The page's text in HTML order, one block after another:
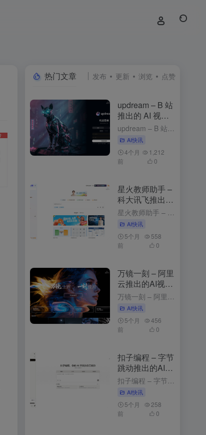
热门文章 发布 更新 浏览 点赞
updream – B 站
推出的 AI 视频
创作助手
updream – B 站推出的 AI 视频创作助手 1周前发布 updream是什么 updream是B站官方推出的专业级AI视频创作助手，专为资深UP主打造。核心功能包括AI智能Agent、个性化...
AI快讯
4个月
前
1,212
0
星火教师助手 –
科大讯飞推出的
AI备课工具
星火教师助手 – 科大讯飞推出的AI备课工具 2个月前发布 星火教师助手是什么 星火教师助手是科大讯飞基于星火认知大模型推出的AI备课工具，能简化教师的备课流程，提升教学效率，为教师提供个性化的教学资...
AI快讯
5个月
前
558
0
万镜一刻 – 阿里
云推出的AI视频
创作工具
万镜一刻 – 阿里云推出的AI视频创作工具 4周前发布 万镜一刻是什么 万镜一刻是阿里云推出的，以”万镜生辉·一刻成片”为核心理念，为不同需求的创作者提供从内容解析到故事板生成的一站式解决方案。产品目...
AI快讯
5个月
前
456
0
扣子编程 – 字节
跳动推出的AI应
用开发平台
扣子编程 – 字节跳动推出的AI应用开发平台 3个月前发布 扣子编程是什么 扣子编程是字节跳动推出的，通过自然语言描述需求，快速生成智能体、工作流和网页应用。平台提供开箱即用的云端开发环境，无需安装工...
AI快讯
5个月
前
258
0